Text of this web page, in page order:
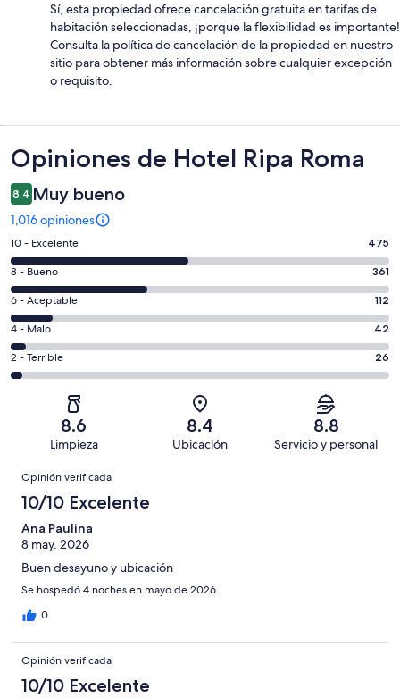
Sí, esta propiedad ofrece cancelación gratuita en tarifas de
habitación seleccionadas, ¡porque la flexibilidad es importante!
Consulta la política de cancelación de la propiedad en nuestro
sitio para obtener más información sobre cualquier excepción
o requisito.
Opiniones
Opiniones de Hotel Ripa Roma
8.4 Muy bueno
1,016 opiniones
Puntuación
de
10,
es
decir,
Excelente.
Basada
en
opiniones
10 - Excelente 475
Puntuación
de
8,
es
decir,
Bueno.
opiniones
8 - Bueno 361
Puntuación
de
6,
es
decir,
Aceptable.
de
1016
opiniones
6 - Aceptable 112
Puntuación
de
4,
Basada
42
de
opiniones
4 - Malo 42
Puntuación
de
Terrible.
Basada
26
de
1016
opiniones
2 - Terrible 26
8.6
Limpieza
8.4
Ubicación
8.8
Servicio y personal
Opiniones
Opinión verificada
10/10 Excelente
Ana Paulina
8 may. 2026
Buen desayuno y ubicación
Se hospedó 4 noches en mayo de 2026
0
Opinión verificada
10/10 Excelente